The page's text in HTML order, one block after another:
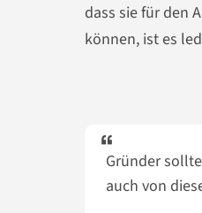
dass sie für den
können, ist es
Gründer
auch von